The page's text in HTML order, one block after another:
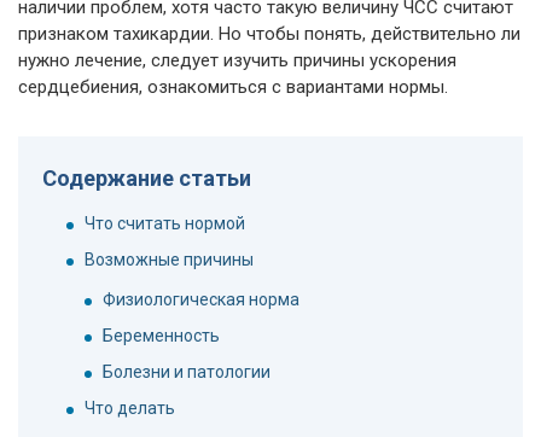
наличии проблем, хотя часто такую величину ЧСС считают
признаком тахикардии. Но чтобы понять, действительно ли
нужно лечение, следует изучить причины ускорения
сердцебиения, ознакомиться с вариантами нормы.
Содержание статьи
Что считать нормой
Возможные причины
Физиологическая норма
Беременность
Болезни и патологии
Что делать